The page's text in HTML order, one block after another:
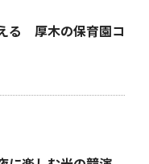
る 厚木の保育園コ